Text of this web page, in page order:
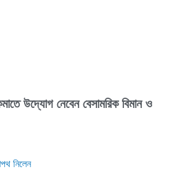
উদ্যোগ নেবেন বেসামরিক বিমান ও